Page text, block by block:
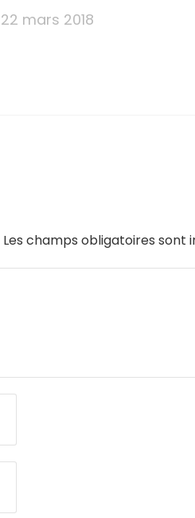
22 mars 2018
Les champs obligatoires sont